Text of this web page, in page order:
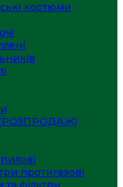
костюми
(РОЗПРОДАЖ)
протигазові